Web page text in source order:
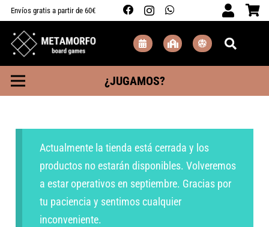
Envíos gratis a partir de 60€
¿JUGAMOS?
Actualmente la tienda está cerrada y los
productos no estarán disponibles. Volveremos
a estar operativos en septiembre. Gracias por
tu paciencia y sentimos cualquier
inconveniente.